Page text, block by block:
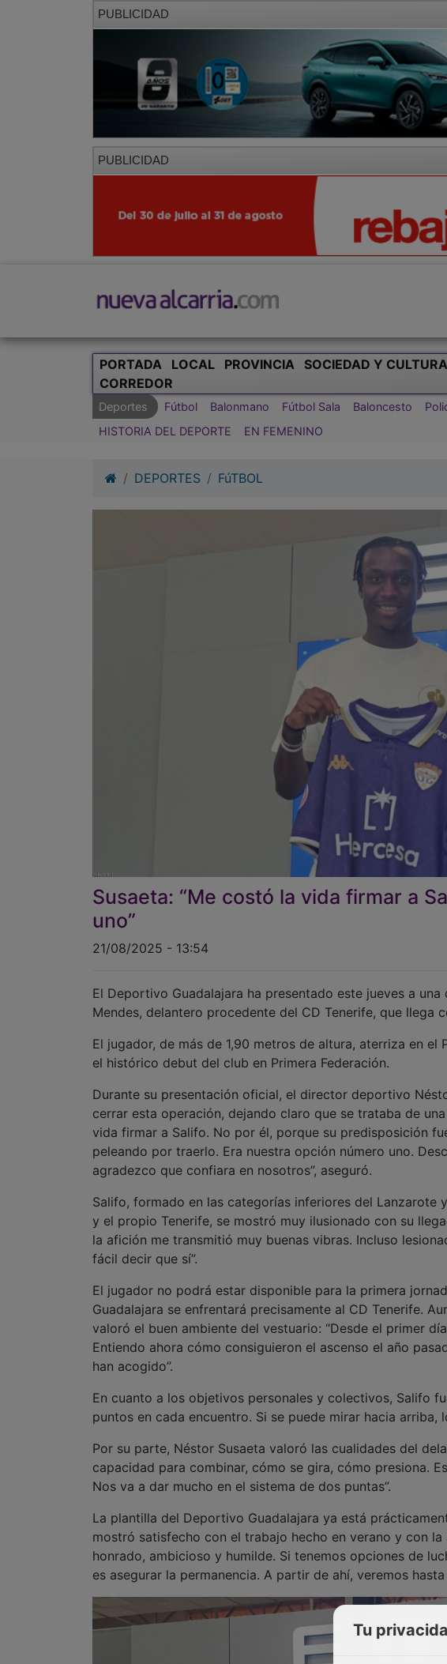
PUBLICIDAD
PUBLICIDAD
PORTADA LOCAL PROVINCIA SOCIEDAD Y CULTURA
CORREDOR
Deportes Fútbol Balonmano Fútbol Sala Baloncesto
HISTORIA DEL DEPORTE
EN FEMENINO
DEPORTES FúTBOL
Susaeta: “Me costó la vida firmar a
uno”
21/08/2025 - 13:54
El Deportivo Guadalajara ha presentado este jueves a
Mendes, delantero procedente del CD Tenerife, que llega
El jugador, de más de 1,90 metros de altura, aterriza en
el histórico debut del club en Primera Federación.
Durante su presentación oficial, el director deportivo
cerrar esta operación, dejando claro que se trataba de
vida firmar a Salifo. No por él, porque su predisposición
peleando por traerlo. Era nuestra opción número uno.
agradezco que confiara en nosotros”, aseguró.
Salifo, formado en las categorías inferiores del Lanzarote
y el propio Tenerife, se mostró muy ilusionado con su
la afición me transmitió muy buenas vibras. Incluso
fácil decir que sí”.
El jugador no podrá estar disponible para la primera
Guadalajara se enfrentará precisamente al CD Tenerife.
valoró el buen ambiente del vestuario: “Desde el primer
Entiendo ahora cómo consiguieron el ascenso el año
han acogido”.
En cuanto a los objetivos personales y colectivos, Salifo
puntos en cada encuentro. Si se puede mirar hacia arriba,
Por su parte, Néstor Susaeta valoró las cualidades del
capacidad para combinar, cómo se gira, cómo presiona.
Nos va a dar mucho en el sistema de dos puntas”.
La plantilla del Deportivo Guadalajara ya está
mostró satisfecho con el trabajo hecho en verano y con
honrado, ambicioso y humilde. Si tenemos opciones de
es asegurar la permanencia. A partir de ahí, veremos
Tu